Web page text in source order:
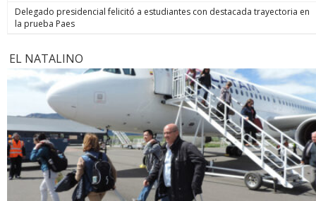
Delegado presidencial felicitó a estudiantes con destacada trayectoria en
la prueba Paes
EL NATALINO